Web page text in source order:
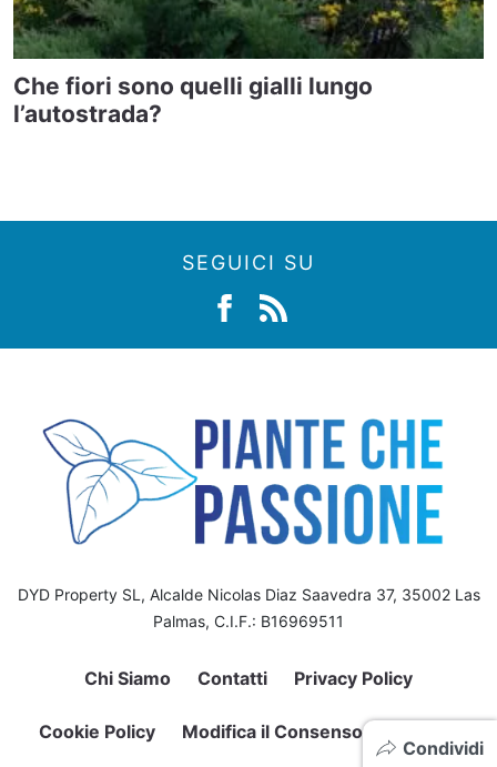
Condividi
Che fiori sono quelli gialli lungo
l’autostrada?
SEGUICI SU
DYD Property SL, Alcalde Nicolas Diaz Saavedra 37, 35002 Las
Palmas, C.I.F.: B16969511
Chi Siamo Contatti Privacy Policy
Cookie Policy Modifica il Consenso sui Cookie